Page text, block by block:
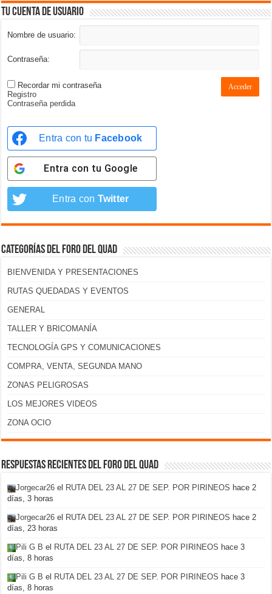
Tu cuenta de usuario
Nombre de usuario:
Contraseña:
Recordar mi contraseña Acceder
Registro
Contraseña perdida
Entra con tu Facebook
Entra con tu Google
Entra con Twitter
Categorías del foro del Quad
BIENVENIDA Y PRESENTACIONES
RUTAS QUEDADAS Y EVENTOS
GENERAL
TALLER Y BRICOMANÍA
TECNOLOGÍA GPS Y COMUNICACIONES
COMPRA, VENTA, SEGUNDA MANO
ZONAS PELIGROSAS
LOS MEJORES VIDEOS
ZONA OCIO
Respuestas recientes del foro del Quad
Jorgecar26 el RUTA DEL 23 AL 27 DE SEP. POR PIRINEOS hace 2
días, 3 horas
Jorgecar26 el RUTA DEL 23 AL 27 DE SEP. POR PIRINEOS hace 2
días, 23 horas
Pili G B el RUTA DEL 23 AL 27 DE SEP. POR PIRINEOS hace 3
días, 8 horas
Pili G B el RUTA DEL 23 AL 27 DE SEP. POR PIRINEOS hace 3
días, 8 horas